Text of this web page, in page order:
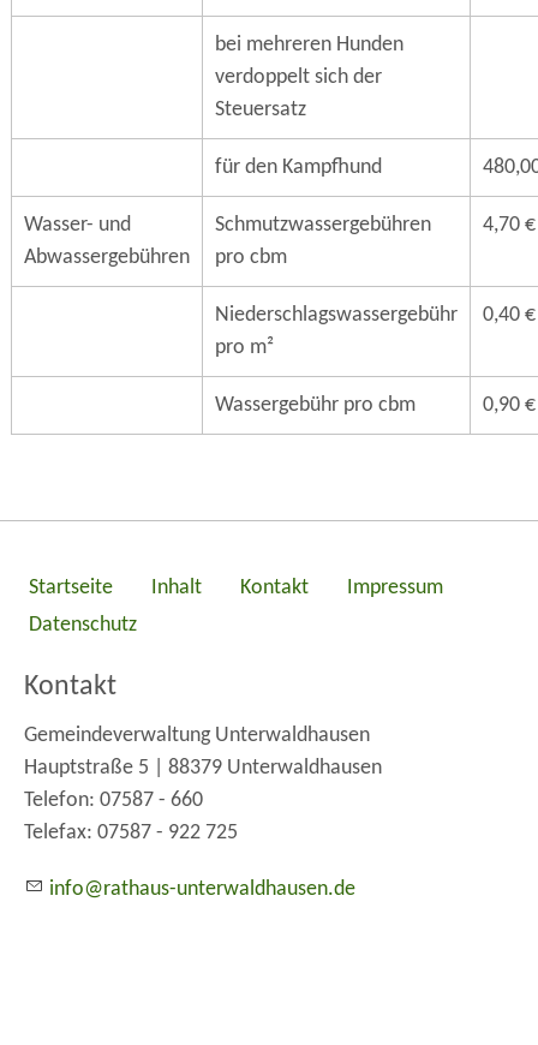
bei mehreren Hunden
verdoppelt sich der
Steuersatz
für den Kampfhund
Wasser- und
Abwassergebühren
Schmutzwassergebühren
pro cbm
4,70 €
Niederschlagswassergebühr
pro m²
0,40 €
Wassergebühr pro cbm 0,90 €
Startseite Inhalt Kontakt
Impressum
Datenschutz
Kontakt
Gemeindeverwaltung Unterwaldhausen
Hauptstraße 5 | 88379 Unterwaldhausen
Telefon: 07587 - 660
Telefax: 07587 - 922 725
nf r th s- nt rw ldh s n d